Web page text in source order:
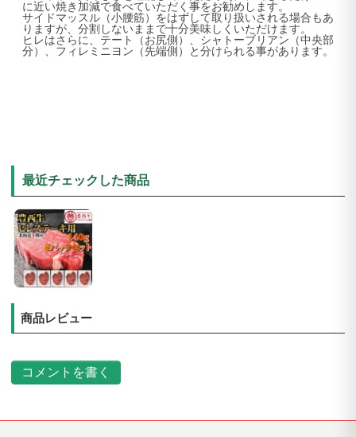
に近い焼き加減で食べていただく事をお勧めします。
サイドマッスル（小腰筋）をはずして取り扱いされる場合もあ
りますが、分割しないままで十分美味しくいただけます。
ヒレはさらに、テート（お尻側）、シャトーブリアン（中央部
分）、フィレミニヨン（先端側）と分けられる事があります。
最近チェックした商品
商品レビュー
コメントを書く